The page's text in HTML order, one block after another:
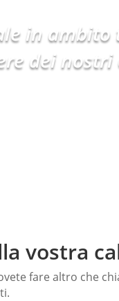
in ambito
dei
vostra
fare altro che